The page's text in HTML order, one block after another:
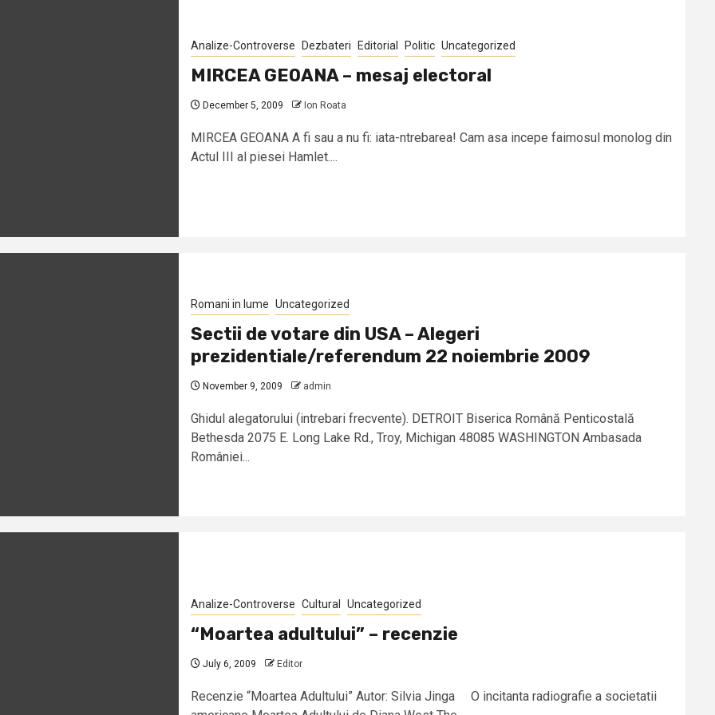
Analize-Controverse Dezbateri Editorial Politic Uncategorized
MIRCEA GEOANA – mesaj electoral
December 5, 2009 Ion Roata
MIRCEA GEOANA A fi sau a nu fi: iata-ntrebarea! Cam asa incepe faimosul monolog din
Actul III al piesei Hamlet....
Romani in lume Uncategorized
Sectii de votare din USA – Alegeri
prezidentiale/referendum 22 noiembrie 2009
November 9, 2009 admin
Ghidul alegatorului (intrebari frecvente). DETROIT Biserica Română Penticostală
Bethesda 2075 E. Long Lake Rd., Troy, Michigan 48085 WASHINGTON Ambasada
României...
Analize-Controverse Cultural Uncategorized
“Moartea adultului” – recenzie
July 6, 2009 Editor
Recenzie “Moartea Adultului” Autor: Silvia Jinga O incitanta radiografie a societatii